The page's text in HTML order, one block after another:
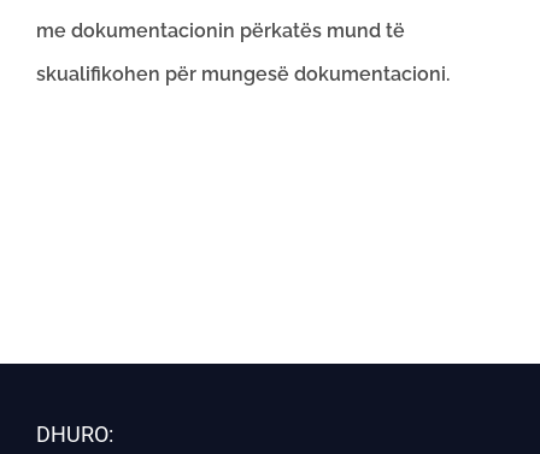
me dokumentacionin përkatës mund të
skualifikohen për mungesë dokumentacioni.
DHURO: